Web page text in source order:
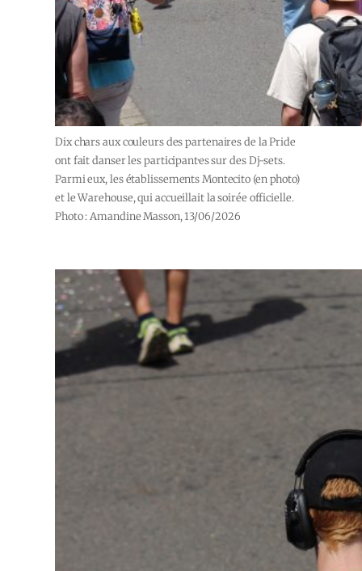
Dix chars aux couleurs des partenaires de la Pride
ont fait danser les participant·es sur des Dj-sets.
Parmi eux, les établissements Montecito (en photo)
et le Warehouse, qui accueillait la soirée officielle.
Photo : Amandine Masson, 13/06/2026